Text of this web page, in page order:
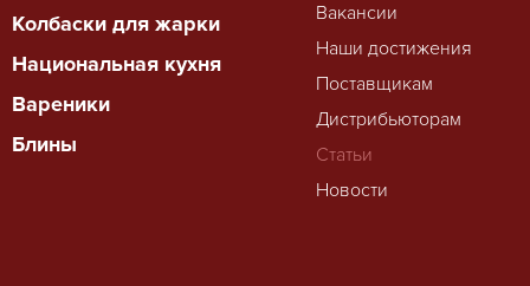
Колбаски для жарки
Национальная кухня
Вареники
Блины
Вакансии
Наши достижения
Поставщикам
Дистрибьюторам
Статьи
Новости